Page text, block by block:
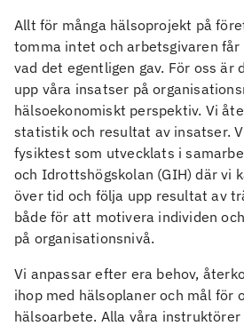
Allt för många hälsoprojekt på
tomma intet och arbetsgivaren
vad det egentligen gav. För oss
upp våra insatser på
hälsoekonomiskt perspektiv. Vi
statistik och resultat av insatser.
fysiktest som utvecklats i
och Idrottshögskolan (GIH) där vi
över tid och följa upp resultat av
både för att motivera individen
på organisationsnivå.
Vi anpassar efter era behov,
ihop med hälsoplaner och mål för
hälsoarbete. Alla våra